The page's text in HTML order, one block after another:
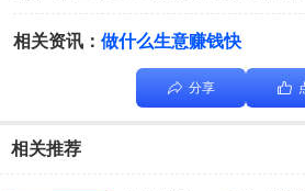
相关资讯： 做什么生意赚钱快
分享
相关推荐